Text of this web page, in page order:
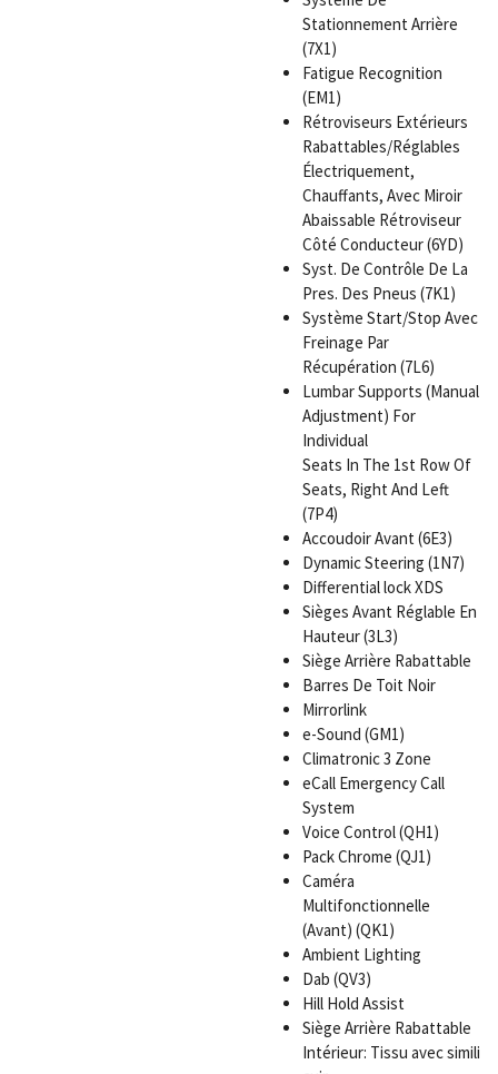
Stationnement Arrière
(7X1)
Fatigue Recognition
(EM1)
Rétroviseurs Extérieurs
Rabattables/Réglables
Électriquement,
Chauffants, Avec Miroir
Abaissable Rétroviseur
Côté Conducteur (6YD)
Syst. De Contrôle De La
Pres. Des Pneus (7K1)
Système Start/Stop Avec
Freinage Par
Récupération (7L6)
Lumbar Supports (Manual
Adjustment) For
Individual
Seats In The 1st Row Of
Seats, Right And Left
(7P4)
Accoudoir Avant (6E3)
Dynamic Steering (1N7)
Differential lock XDS
Sièges Avant Réglable En
Hauteur (3L3)
Siège Arrière Rabattable
Barres De Toit Noir
Mirrorlink
e-Sound (GM1)
Climatronic 3 Zone
eCall Emergency Call
System
Voice Control (QH1)
Pack Chrome (QJ1)
Caméra
Multifonctionnelle
(Avant) (QK1)
Ambient Lighting
Dab (QV3)
Hill Hold Assist
Siège Arrière Rabattable
Intérieur: Tissu avec simili